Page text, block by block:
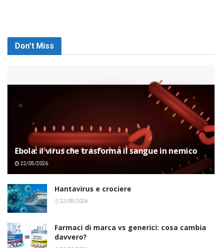
Don't Miss
Ebola: il virus che trasforma il sangue in nemico
22/05/2026
Hantavirus e crociere
22/05/2026
Farmaci di marca vs generici: cosa cambia
davvero?